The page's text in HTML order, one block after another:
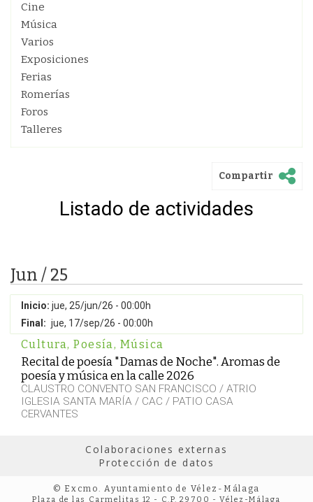
Cine
Música
Varios
Exposiciones
Ferias
Romerías
Foros
Talleres
Compartir
Listado de actividades
Jun / 25
Inicio: jue, 25/jun/26 - 00:00h
Final: jue, 17/sep/26 - 00:00h
Cultura, Poesía, Música
Recital de poesía "Damas de Noche". Aromas de
poesía y música en la calle 2026
CLAUSTRO CONVENTO SAN FRANCISCO / ATRIO
IGLESIA SANTA MARÍA / CAC / PATIO CASA
CERVANTES
Colaboraciones externas
Protección de datos
© Excmo. Ayuntamiento de Vélez-Málaga
Plaza de las Carmelitas 12 - C.P. 29700 - Vélez-Málaga